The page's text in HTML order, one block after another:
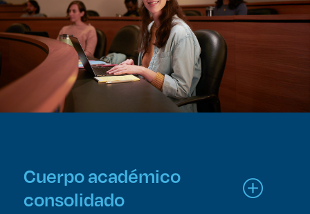
Cuerpo académico
consolidado